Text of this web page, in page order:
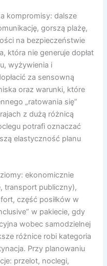
kompromisy: dalsze
gorszą plażę,
na bezpieczeństwie
która nie generuje dopłat
wyżywienia i
za sensowną
oraz warunki, które
„ratowania się”
z dużą różnicą
potrafi oznaczać
elastyczność planu
ekonomicznie
transport publiczny),
część posiłków w
w pakiecie, gdy
wobec samodzielnej
różnice robi kategoria
Przy planowaniu
przelot, noclegi,